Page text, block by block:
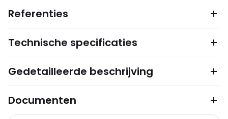
Referenties
Technische specificaties
Gedetailleerde beschrijving
Documenten